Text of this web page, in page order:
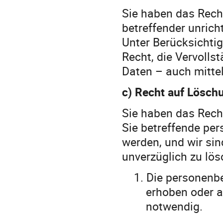
Sie haben das
betreffender
Unter
Recht, die
Daten – auch
c) Recht auf
Sie haben das
Sie betreffende
werden, und wir
unverzüglich zu
1. Die
erhoben oder
notwendig.